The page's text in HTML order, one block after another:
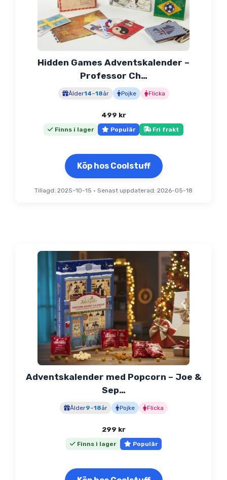
Hidden Games Adventskalender –
Professor Ch…
Ålder14–18år Pojke Flicka
499 kr
Finns i lager Populär Fri frakt
Köp hos Coolstuff
Tillagd: 2025-10-15 • Senast uppdaterad: 2026-05-18
Adventskalender med Popcorn – Joe &
Sep…
Ålder9–18år Pojke Flicka
299 kr
Finns i lager Populär